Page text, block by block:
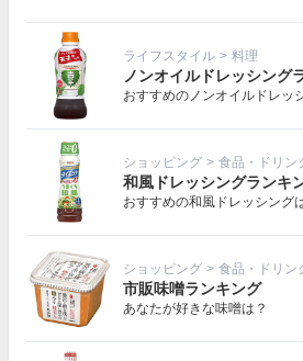
ライフスタイル > 料理
ノンオイルドレッシング
おすすめのノンオイルドレッ
ショッピング > 食品・ドリン
和風ドレッシングランキ
おすすめの和風ドレッシング
ショッピング > 食品・ドリン
市販味噌ランキング
あなたが好きな味噌は？